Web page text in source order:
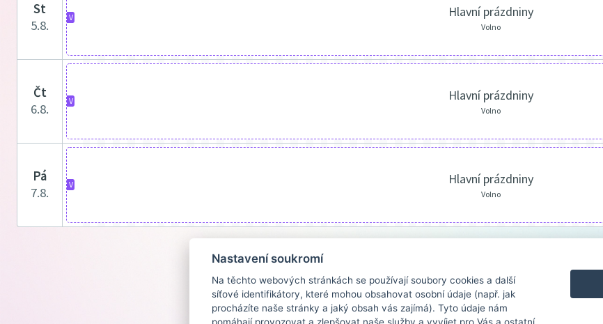
st
5.8.
V Hlavní prázdniny
Volno
čt
6.8.
V Hlavní prázdniny
Volno
pá
7.8.
V Hlavní prázdniny
Volno
Nastavení soukromí
Na těchto webových stránkách se používají soubory cookies a další
síťové identifikátory, které mohou obsahovat osobní údaje (např. jak
procházíte naše stránky a jaký obsah vás zajímá). Tyto údaje nám